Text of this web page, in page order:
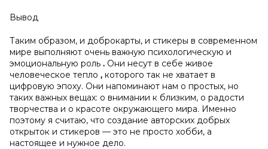
Вывод
Таким образом, и доброкарты, и стикеры в современном
мире выполняют очень важную психологическую и
эмоциональную роль . Они несут в себе живое
человеческое тепло , которого так не хватает в
цифровую эпоху. Они напоминают нам о простых, но
таких важных вещах: о внимании к близким, о радости
творчества и о красоте окружающего мира. Именно
поэтому я считаю, что создание авторских добрых
открыток и стикеров — это не просто хобби, а
настоящее и нужное дело.